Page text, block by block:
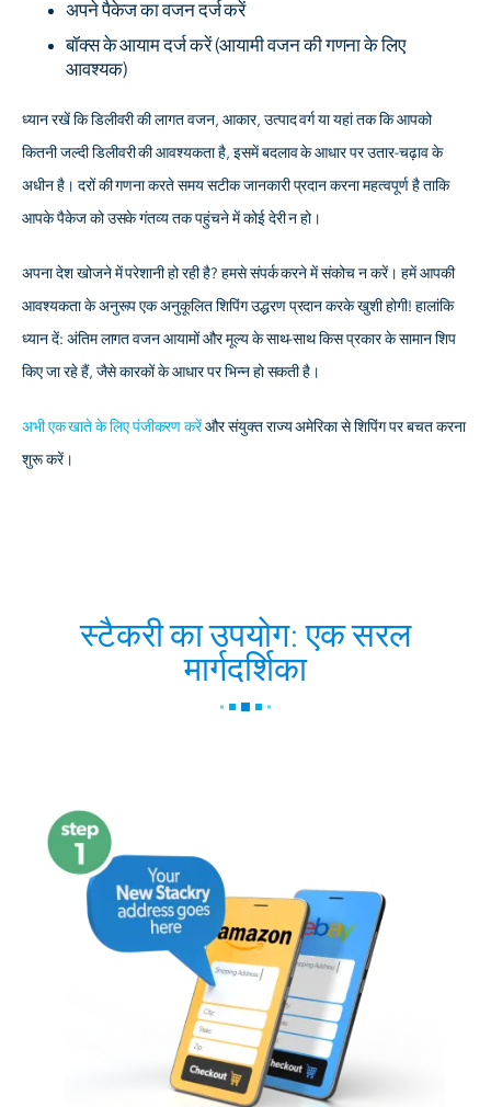
अपने पैकेज का वजन दर्ज करें
बॉक्स के आयाम दर्ज करें(आयामी वजन की गणना के लिए
आवश्यक)
ध्यान रखें कि डिलीवरी की लागत वजन, आकार, उत्पाद वर्ग या यहां तक कि आपको
कितनी जल्दी डिलीवरी की आवश्यकता है, इसमें बदलाव के आधार पर उतार-चढ़ाव के
अधीन है। दरों की गणना करते समय सटीक जानकारी प्रदान करना महत्वपूर्ण है ताकि
आपके पैकेज को उसके गंतव्य तक पहुंचने में कोई देरी न हो।
अपना देश खोजने में परेशानी हो रही है? हमसे संपर्क करने में संकोच न करें। हमें आपकी
आवश्यकता के अनुरूप एक अनुकूलित शिपिंग उद्धरण प्रदान करके खुशी होगी! हालांकि
ध्यान दें: अंतिम लागत वजन आयामों और मूल्य के साथ-साथ किस प्रकार के सामान शिप
किए जा रहे हैं, जैसे कारकों के आधार पर भिन्न हो सकती है।
अभी एक खाते के लिए पंजीकरण करेंऔर संयुक्त राज्य अमेरिका से शिपिंग पर बचत करना
शुरू करें।
स्टैकरी का उपयोग: एक सरल
मार्गदर्शिका